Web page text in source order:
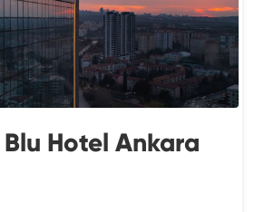
Hotel Ankara